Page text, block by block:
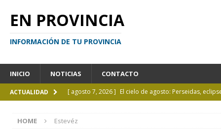
EN PROVINCIA
INFORMACIÓN DE TU PROVINCIA
INICIO NOTICIAS CONTACTO
ACTUALIDAD [ agosto 7, 2026 ] El cielo de agosto: Perseidas,
[ agosto 6, 2026 ]
HOME Estevéz